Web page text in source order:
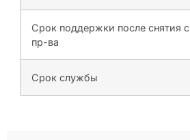
Срок поддержки после снятия с
пр-ва
Срок службы